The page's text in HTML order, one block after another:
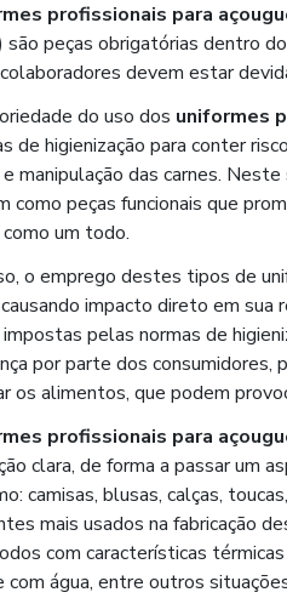
profissionais para
são peças obrigatórias dentro
devem estar
do uso dos uniformes
de higienização para conter
manipulação das carnes.
como peças funcionais que
um todo.
o emprego destes tipos de
impacto direto em
pelas normas de
por parte dos consumidores,
os alimentos, que podem
profissionais para
clara, de forma a passar um
camisas, blusas, calças,
mais usados na fabricação
com características
com água, entre outros